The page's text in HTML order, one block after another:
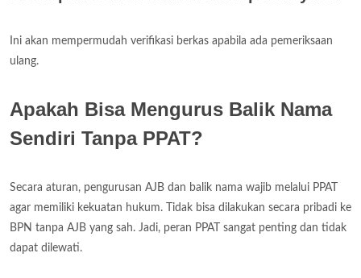
Ini akan mempermudah verifikasi berkas apabila ada pemeriksaan
ulang.
Apakah Bisa Mengurus Balik Nama
Sendiri Tanpa PPAT?
Secara aturan, pengurusan AJB dan balik nama wajib melalui PPAT
agar memiliki kekuatan hukum. Tidak bisa dilakukan secara pribadi ke
BPN tanpa AJB yang sah. Jadi, peran PPAT sangat penting dan tidak
dapat dilewati.